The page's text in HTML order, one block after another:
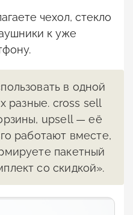
чехол, стекло
к уже
в одной
разные. cross sell
upsell — её
работают вместе,
пакетный
со скидкой».